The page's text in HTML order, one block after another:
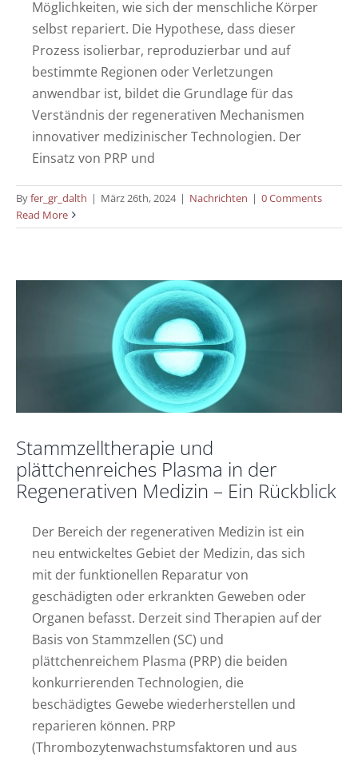
Möglichkeiten, wie sich der menschliche Körper
selbst repariert. Die Hypothese, dass dieser
Prozess isolierbar, reproduzierbar und auf
bestimmte Regionen oder Verletzungen
anwendbar ist, bildet die Grundlage für das
Verständnis der regenerativen Mechanismen
innovativer medizinischer Technologien. Der
Einsatz von PRP und
Byfer_gr_dalth | März 26th, 2024 | Nachrichten | 0 Comments
Read More
Stammzelltherapie und plättchenreiches
Plasma in der Regenerativen Medizin – Ein
Stammzelltherapie und
plättchenreiches Plasma in der
Regenerativen Medizin – Ein Rückblick
Der Bereich der regenerativen Medizin ist ein
neu entwickeltes Gebiet der Medizin, das sich
mit der funktionellen Reparatur von
geschädigten oder erkrankten Geweben oder
Organen befasst. Derzeit sind Therapien auf der
Basis von Stammzellen (SC) und
plättchenreichem Plasma (PRP) die beiden
konkurrierenden Technologien, die
beschädigtes Gewebe wiederherstellen und
reparieren können. PRP
(Thrombozytenwachstumsfaktoren und aus